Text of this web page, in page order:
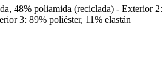
48% poliamida (reciclada) - Exterior 2:
3: 89% poliéster, 11% elastán